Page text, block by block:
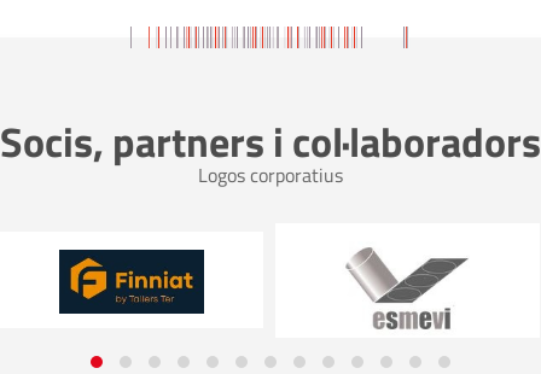
Socis, partners i col·laboradors
Logos corporatius